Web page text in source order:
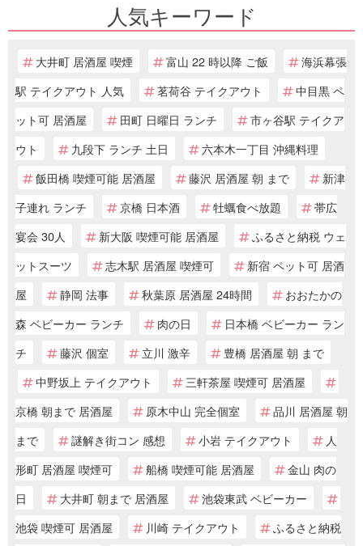
人気キーワード
大井町 居酒屋 喫煙 富山 22 時以降 ご飯
海浜幕張
駅 テイクアウト 人気
茗荷谷 テイクアウト
中目黒 ペ
ット可 居酒屋
田町 日曜日 ランチ
市ヶ谷駅 テイクア
ウト
九段下 ランチ 土日
六本木一丁目 沖縄料理
飯田橋 喫煙可能 居酒屋
藤沢 居酒屋 朝 まで
新津
子連れ ランチ
京橋 日本酒 牡蠣食べ放題
帯広
宴会 30人
新大阪 喫煙可能 居酒屋
ふるさと納税 ウェ
ットスーツ
志木駅 居酒屋 喫煙可
新宿 ペット可 居酒
屋
静岡 法事 秋葉原 居酒屋 24時間
おおたかの
森 ベビーカー ランチ
肉の日
日本橋 ベビーカー ラン
チ
藤沢 個室 立川 激辛
豊橋 居酒屋 朝 まで
中野坂上 テイクアウト
三軒茶屋 喫煙可 居酒屋
京橋 朝まで 居酒屋
原木中山 完全個室
品川 居酒屋 朝
まで
謎解き街コン 感想 小岩 テイクアウト
人
形町 居酒屋 喫煙可
船橋 喫煙可能 居酒屋
金山 肉の
日
大井町 朝まで 居酒屋
池袋東武 ベビーカー
池袋 喫煙可 居酒屋
川崎 テイクアウト ふるさと納税